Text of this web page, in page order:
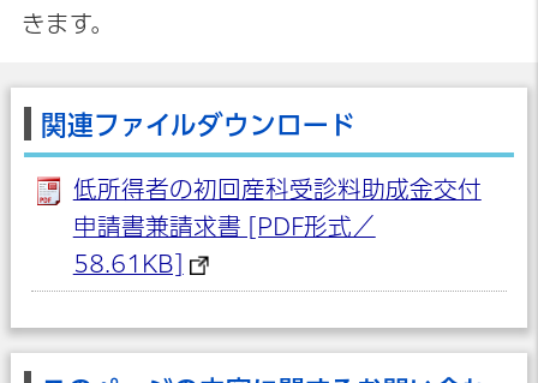
きます。
関連ファイルダウンロード
低所得者の初回産科受診料助成金交付
申請書兼請求書 [PDF形式／
58.61KB]